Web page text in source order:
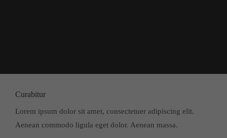
Curabitur
Lorem ipsum dolor sit amet, consectetuer adipiscing elit.
Aenean commodo ligula eget dolor. Aenean massa.